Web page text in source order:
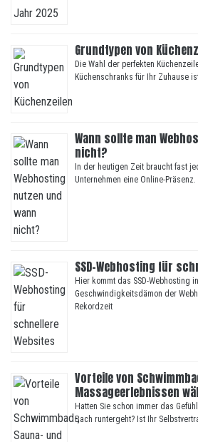
Grundtypen von
Die Wahl der perfekten
Küchenschranks für Ihr Zuhause
Wann sollte man
nicht?
In der heutigen Zeit braucht fast
Unternehmen eine Online-
SSD-Webhosting für
Hier kommt das SSD-Webhosting
Geschwindigkeitsdämon der
Rekordzeit
Vorteile von
Massageerlebnissen
Hatten Sie schon immer das
Bach runtergeht? Ist Ihr